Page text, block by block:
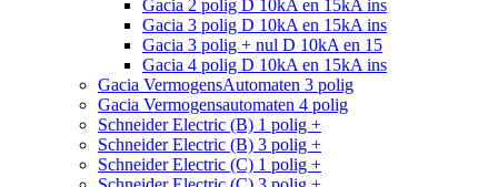
Gacia 2 polig D 10kA en 15kA ins
Gacia 3 polig D 10kA en 15kA ins
Gacia 3 polig + nul D 10kA en 15
Gacia 4 polig D 10kA en 15kA ins
Gacia VermogensAutomaten 3 polig
Gacia Vermogensautomaten 4 polig
Schneider Electric (B) 1 polig +
Schneider Electric (B) 3 polig +
Schneider Electric (C) 1 polig +